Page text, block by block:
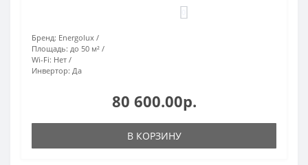
Бренд: Energolux
Площадь: до 50 м²
Wi-Fi: Нет
Инвертор: Да
80 600.00р.
В КОРЗИНУ